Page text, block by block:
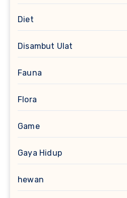
Diet
Disambut Ulat
Fauna
Flora
Game
Gaya Hidup
hewan